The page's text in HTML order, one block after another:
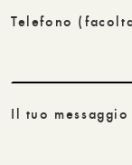
Telefono
Il tuo messaggio